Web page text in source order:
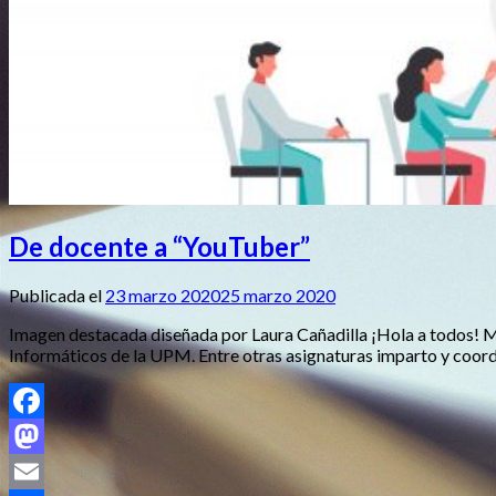
De docente a “YouTuber”
Publicada el 23 marzo 202025 marzo 2020
Imagen destacada diseñada por Laura Cañadilla ¡Hola a
Informáticos de la UPM. Entre otras asignaturas imparto y
Facebook
Mastodon